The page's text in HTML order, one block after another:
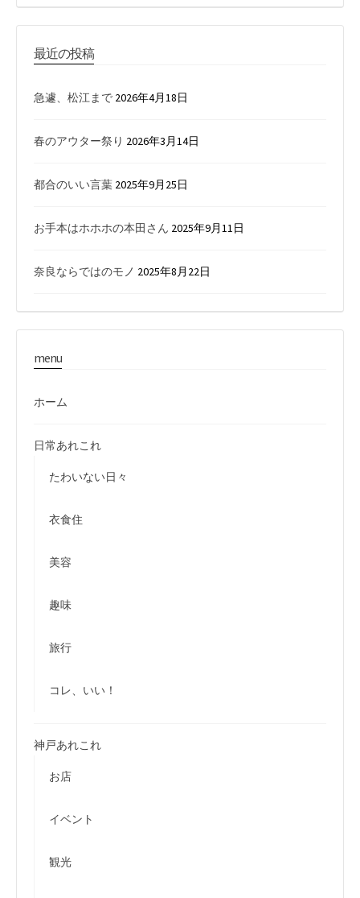
最近の投稿
急遽、松江まで 2026年4月18日
春のアウター祭り 2026年3月14日
都合のいい言葉 2025年9月25日
お手本はホホホの本田さん 2025年9月11日
奈良ならではのモノ 2025年8月22日
menu
ホーム
日常あれこれ
たわいない日々
衣食住
美容
趣味
旅行
コレ、いい！
神戸あれこれ
お店
イベント
観光